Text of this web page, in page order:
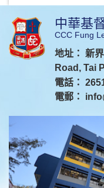
中華基
CCC Fung
地址： 新
Road, Tai
電話：
電郵：